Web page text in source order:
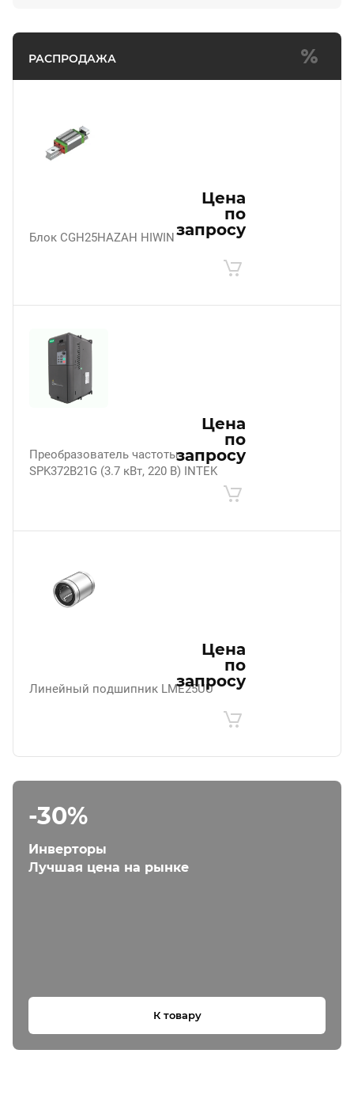
РАСПРОДАЖА
Блок CGH25HAZAH HIWIN
Цена
по
запросу
Преобразователь частоты
SPK372B21G (3.7 кВт, 220 В) INTEK
Цена
по
запросу
Линейный подшипник LME25UU
Цена
по
запросу
-30%
Инверторы
Лучшая цена на рынке
К товару